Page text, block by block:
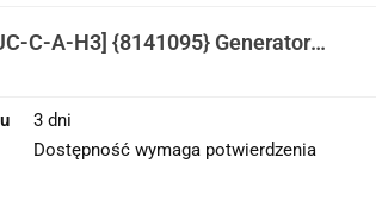
C-A-H3] {8141095} Generator
3 dni
Dostępność wymaga potwierdzenia